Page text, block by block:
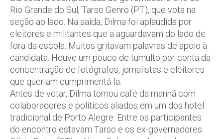
Rio Grande do Sul, Tarso Genro (PT), que vota na
seção ao lado. Na saída, Dilma foi aplaudida por
eleitores e militantes que a aguardavam do lado de
fora da escola. Muitos gritavam palavras de apoio à
candidata. Houve um pouco de tumulto por conta da
concentração de fotógrafos, jornalistas e eleitores
que queriam cumprimentá-la.
Antes de votar, Dilma tomou café da manhã com
colaboradores e políticos aliados em um dos hotel
tradicional de Porto Alegre. Entre os participantes
do encontro estavam Tarso e os ex-governadores